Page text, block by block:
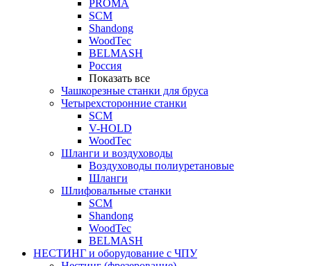
PROMA
SCM
Shandong
WoodTec
BELMASH
Россия
Показать все
Чашкорезные станки для бруса
Четырехсторонние станки
SCM
V-HOLD
WoodTec
Шланги и воздуховоды
Воздуховоды полиуретановые
Шланги
Шлифовальные станки
SCM
Shandong
WoodTec
BELMASH
НЕСТИНГ и оборудование с ЧПУ